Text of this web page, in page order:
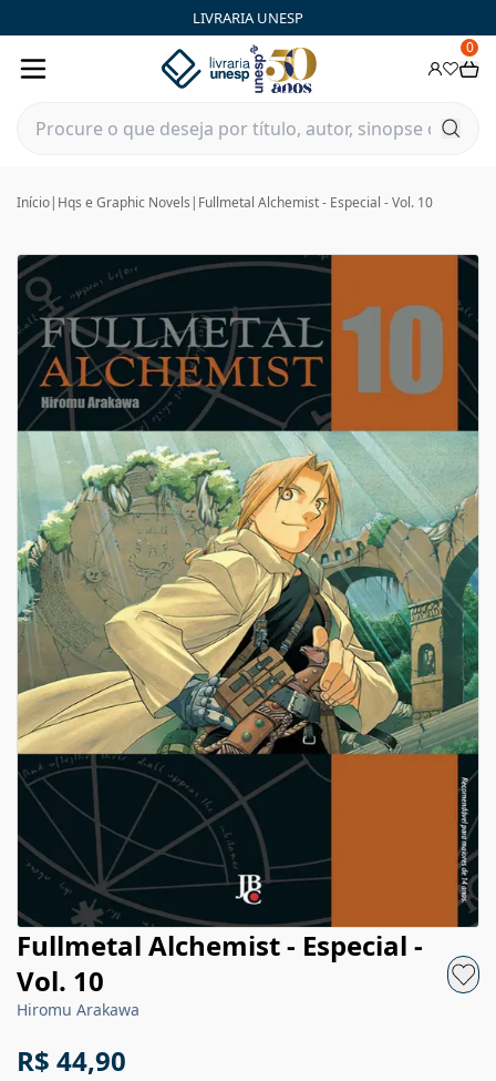
LIVRARIA UNESP
0
Início| Hqs e Graphic Novels | Fullmetal Alchemist - Especial - Vol. 10
Fullmetal Alchemist - Especial -
Vol. 10
Hiromu Arakawa
R$ 44,90